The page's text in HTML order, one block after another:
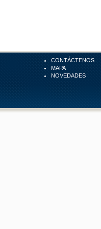
CONTÁCTENOS
MAPA
NOVEDADES